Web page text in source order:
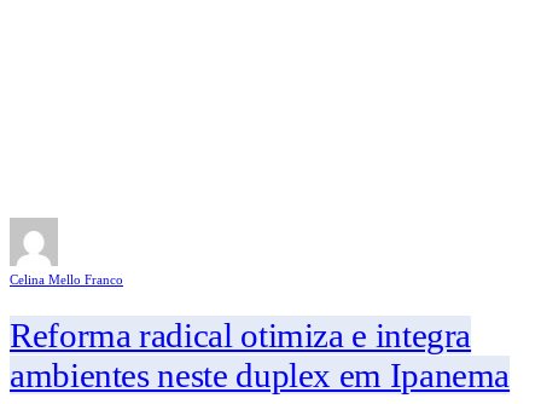
Celina Mello Franco
Reforma radical otimiza e integra
ambientes neste duplex em Ipanema